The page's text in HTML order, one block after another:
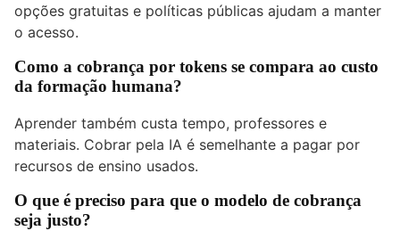
opções gratuitas e políticas públicas ajudam a manter
o acesso.
Como a cobrança por tokens se compara ao custo
da formação humana?
Aprender também custa tempo, professores e
materiais. Cobrar pela IA é semelhante a pagar por
recursos de ensino usados.
O que é preciso para que o modelo de cobrança
seja justo?